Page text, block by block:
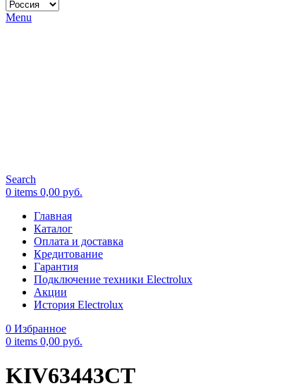
Menu
Search
0 items 0,00 руб.
Главная
Каталог
Оплата и доставка
Кредитование
Гарантия
Подключение техники Electrolux
Акции
История Electrolux
0 Избранное
0 items 0,00 руб.
KIV63443CT